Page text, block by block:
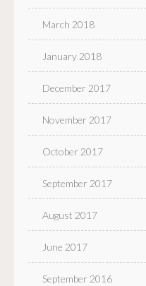
March 2018
January 2018
December 2017
November 2017
October 2017
September 2017
August 2017
June 2017
September 2016